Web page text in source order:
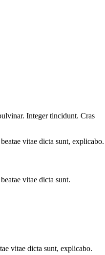
Integer tincidunt. Cras
vitae dicta sunt, explicabo.
vitae dicta sunt.
vitae dicta sunt, explicabo.